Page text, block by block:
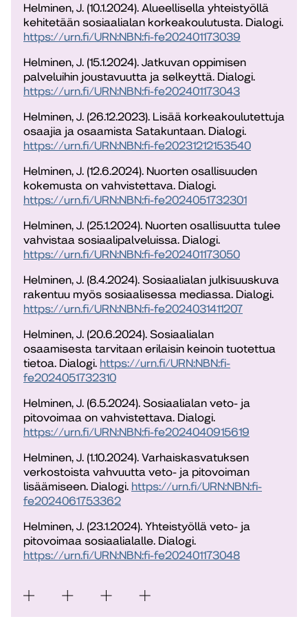
Helminen, J. (10.1.2024). Alueellisella yhteistyöllä
kehitetään sosiaalialan korkeakoulutusta. Dialogi.
https://urn.fi/URN:NBN:fi-fe202401173039
Helminen, J. (15.1.2024). Jatkuvan oppimisen
palveluihin joustavuutta ja selkeyttä. Dialogi.
https://urn.fi/URN:NBN:fi-fe202401173043
Helminen, J. (26.12.2023). Lisää korkeakoulutettuja
osaajia ja osaamista Satakuntaan. Dialogi.
https://urn.fi/URN:NBN:fi-fe20231212153540
Helminen, J. (12.6.2024). Nuorten osallisuuden
kokemusta on vahvistettava. Dialogi.
https://urn.fi/URN:NBN:fi-fe2024051732301
Helminen, J. (25.1.2024). Nuorten osallisuutta tulee
vahvistaa sosiaalipalveluissa. Dialogi.
https://urn.fi/URN:NBN:fi-fe202401173050
Helminen, J. (8.4.2024). Sosiaalialan julkisuuskuva
rakentuu myös sosiaalisessa mediassa. Dialogi.
https://urn.fi/URN:NBN:fi-fe2024031411207
Helminen, J. (20.6.2024). Sosiaalialan
osaamisesta tarvitaan erilaisin keinoin tuotettua
tietoa. Dialogi. https://urn.fi/URN:NBN:fi-
fe2024051732310
Helminen, J. (6.5.2024). Sosiaalialan veto- ja
pitovoimaa on vahvistettava. Dialogi.
https://urn.fi/URN:NBN:fi-fe2024040915619
Helminen, J. (1.10.2024). Varhaiskasvatuksen
verkostoista vahvuutta veto- ja pitovoiman
lisäämiseen. Dialogi. https://urn.fi/URN:NBN:fi-
fe2024061753362
Helminen, J. (23.1.2024). Yhteistyöllä veto- ja
pitovoimaa sosiaalialalle. Dialogi.
https://urn.fi/URN:NBN:fi-fe202401173048